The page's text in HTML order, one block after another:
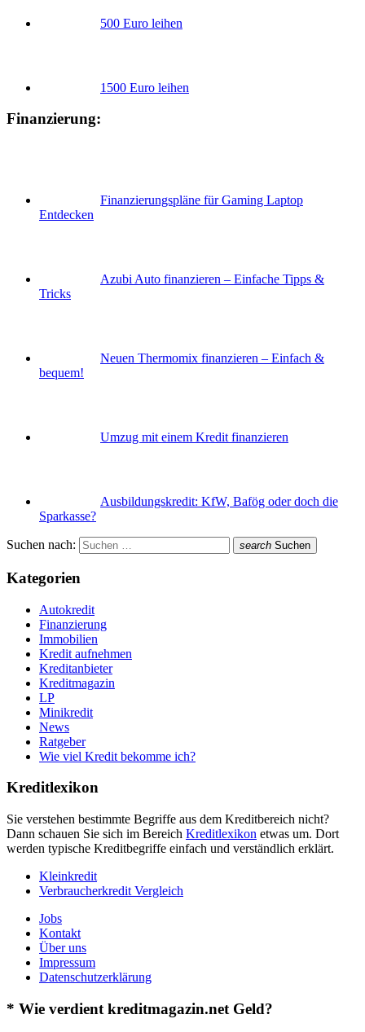
500 Euro leihen
1500 Euro leihen
Finanzierung:
Finanzierungspläne für Gaming Laptop
Entdecken
Azubi Auto finanzieren – Einfache Tipps &
Tricks
Neuen Thermomix finanzieren – Einfach &
bequem!
Umzug mit einem Kredit finanzieren
Ausbildungskredit: KfW, Bafög oder doch die
Sparkasse?
Suchen nach: search Suchen
Kategorien
Autokredit
Finanzierung
Immobilien
Kredit aufnehmen
Kreditanbieter
Kreditmagazin
LP
Minikredit
News
Ratgeber
Wie viel Kredit bekomme ich?
Kreditlexikon
Sie verstehen bestimmte Begriffe aus dem Kreditbereich nicht?
Dann schauen Sie sich im Bereich Kreditlexikon etwas um. Dort
werden typische Kreditbegriffe einfach und verständlich erklärt.
Kleinkredit
Verbraucherkredit Vergleich
Jobs
Kontakt
Über uns
Impressum
Datenschutzerklärung
* Wie verdient kreditmagazin.net Geld?